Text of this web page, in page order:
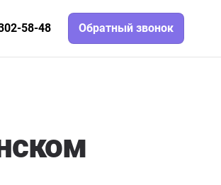
58-48 Обратный звонок